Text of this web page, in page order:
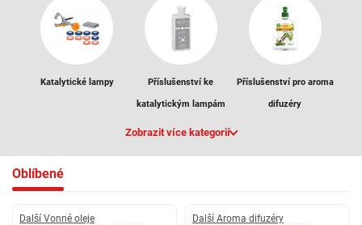
Katalytické lampy Příslušenství ke
katalytickým lampám
Příslušenství pro aroma
difuzéry
Zobrazit více kategorií
Oblíbené
Další Vonné oleje Další Aroma difuzéry